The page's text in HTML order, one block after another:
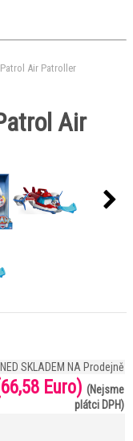
Air Patroller
Air
SKLADEM NA Prodejně
Euro) (Nejsme
plátci DPH)